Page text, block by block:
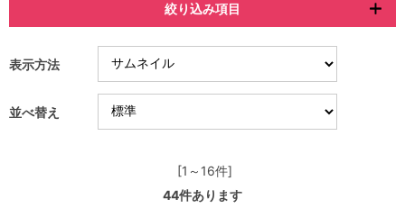
絞り込み項目
表示方法
並べ替え
[1～16件]
44件あります